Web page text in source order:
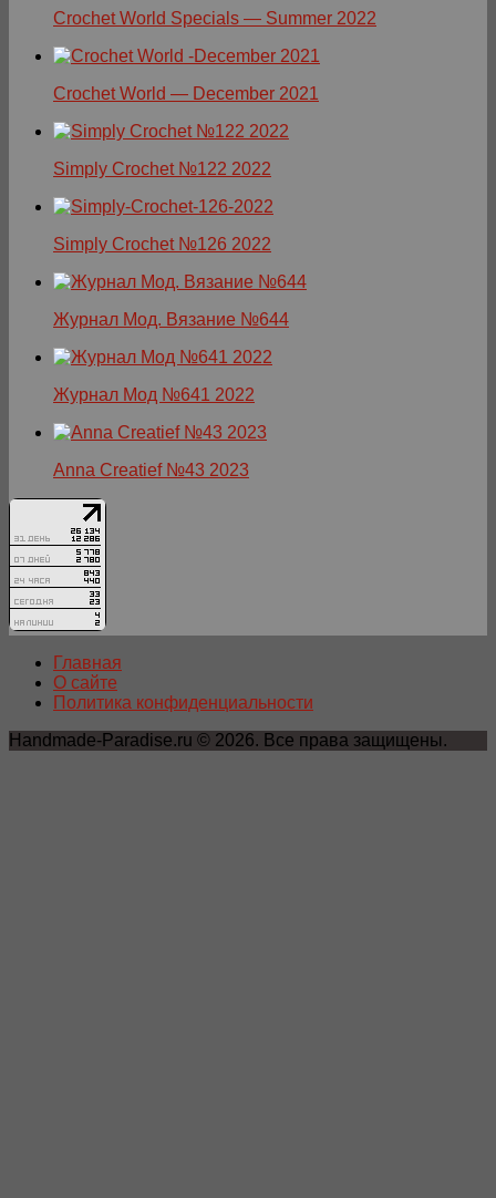
Crochet World Specials — Summer 2022
Crochet World — December 2021
Simply Crochet №122 2022
Simply Crochet №126 2022
Журнал Мод. Вязание №644
Журнал Мод №641 2022
Anna Creatief №43 2023
Главная
О сайте
Политика конфиденциальности
Handmade-Paradise.ru © 2026. Все права защищены.